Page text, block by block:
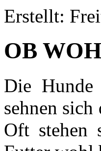
Erstellt:
OB
Die Hunde
sehnen
Oft stehen